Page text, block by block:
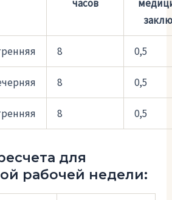
часов
8 0,5
8 0,5
8 0,5
для
рабочей недели: